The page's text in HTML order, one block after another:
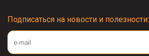
Подписаться на новости и полезности: